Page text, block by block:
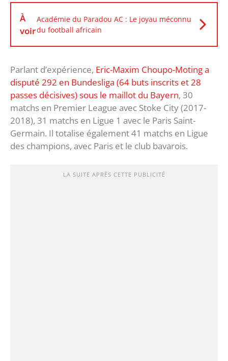
À
voir
Académie du Paradou AC : Le joyau méconnu
du football africain
Parlant d’expérience, Eric-Maxim Choupo-Moting a
disputé 292 en Bundesliga (64 buts inscrits et 28
passes décisives) sous le maillot du Bayern, 30
matchs en Premier League avec Stoke City (2017-
2018), 31 matchs en Ligue 1 avec le Paris Saint-
Germain. Il totalise également 41 matchs en Ligue
des champions, avec Paris et le club bavarois.
LA SUITE APRÈS CETTE PUBLICITÉ